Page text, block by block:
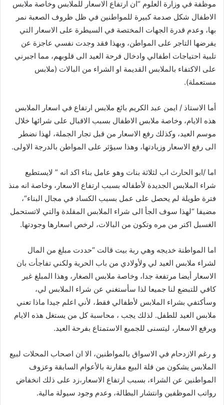
موظفة في وزارة العلوم “ان ارتفاع الاسعار للملابس وخاصة ملابس
الاطفال شكل صدمة كبيرة للمواطنين في ظل ظروف الصعبة نمر
بها، وعدم قدرة الجهات المختصة في السيطرة على الاسعار التي
يفرضها التاجر على المواطن، وبهذا فقد وجدت نفسي عاجزة عن
تلبية احتياجات اطفالي وادخال فرحة العيد الى قلوبهم، مما اجبرني
على الاكتفاء بالملابس القديمة او الشراء من البالات (ملابس
مستعملة).
أما الاستاذ / ايمن عبد الكريم بائع ملابس ارتفاع في اسعار الملابس
هذه الايام، وخاصة ملابس الاطفال بسبب الاقبال على شرائها خلال
موسم العيد، وكذلك رفع الاسعار من قبل تجار الجملة، لهذا نضطر
الى رفع الاسعار وزيادتها، وهذا سيؤثر على المواطن بالدرجة الاولى.
اما /ابو الحارث اب لثلاثة بنات وهو عامل بناء اكد انه ” لايستطيع
شراء الملابس الجديدة لأطفاله بسبب ارتفاع الاسعار، وخاصة انه منذ
فترة طويلة لم يحصل على عمل بسبب الكساد في مجال البناء“،
مضيفا “لهذا سوف الجأ الى شراء الملابس المقلدة والتي لاتستحمل
الغسبل اكتر من مره وتكون من البالات، لرخص اسعارها وجودتها.
اما المواطنة خديجه وهي ربة بيت قالت “حددت مبلغ من المال
لشراء ملابس العيد لي ولأولادي من باب الحرية ولكني تفاجأت بان
الاسعار أيضا مرتفعة جدا، وخاصة ملابس الصغار، وهذا المبلغ غير
كافي للتبضع لنا جميعا لذا سأستغني عن شراء الملابس لي،
وسأكتفي بشراء الملابس لأطفالي فقط، لأني اعلم جيدا ماذا تعني
ملابس العيد للطفل. لذلك يجب ، محاسبة كل من يستغل هذه الايام
ويرفع الاسعار، ليتسنى للجميع الاستمتاع بفرحة العيد.
و رغم الازدحام في الاسواق بالمواطنين، الا ان اصحاب المحلات لبيع
الملابس يشكون من قلة البيع مقارنة بالأعوام السابقة وعزوف
المواطنين عن الشراء، بسبب ارتفاع الاسعار،زد على ذلك انخفاض
رواتب الموظفين وانتشار البطالة، وعدم وجود سيولة مالية.